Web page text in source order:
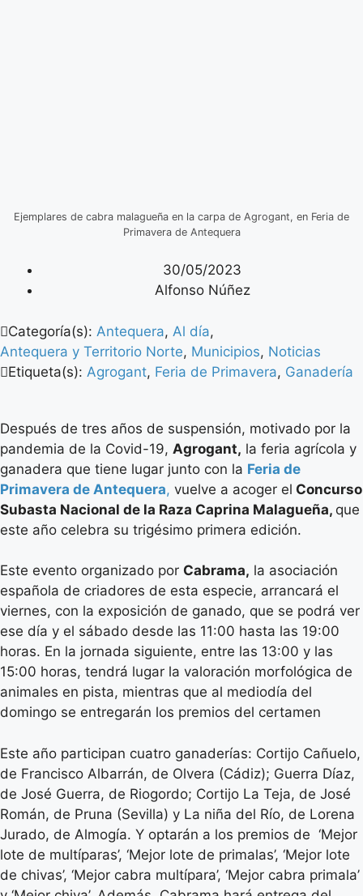
Ejemplares de cabra malagueña en la carpa de Agrogant, en Feria de
Primavera de Antequera
30/05/2023
Alfonso Núñez
Categoría(s): Antequera, Al día,
Antequera y Territorio Norte, Municipios, Noticias
Etiqueta(s): Agrogant, Feria de Primavera, Ganadería
Después de tres años de suspensión, motivado por la
pandemia de la Covid-19, Agrogant, la feria agrícola y
ganadera que tiene lugar junto con la Feria de
Primavera de Antequera, vuelve a acoger el Concurso
Subasta Nacional de la Raza Caprina Malagueña, que
este año celebra su trigésimo primera edición.
Este evento organizado por Cabrama, la asociación
española de criadores de esta especie, arrancará el
viernes, con la exposición de ganado, que se podrá ver
ese día y el sábado desde las 11:00 hasta las 19:00
horas. En la jornada siguiente, entre las 13:00 y las
15:00 horas, tendrá lugar la valoración morfológica de
animales en pista, mientras que al mediodía del
domingo se entregarán los premios del certamen
Este año participan cuatro ganaderías: Cortijo Cañuelo,
de Francisco Albarrán, de Olvera (Cádiz); Guerra Díaz,
de José Guerra, de Riogordo; Cortijo La Teja, de José
Román, de Pruna (Sevilla) y La niña del Río, de Lorena
Jurado, de Almogía. Y optarán a los premios de ‘Mejor
lote de multíparas’, ‘Mejor lote de primalas’, ‘Mejor lote
de chivas’, ‘Mejor cabra multípara’, ‘Mejor cabra primala’